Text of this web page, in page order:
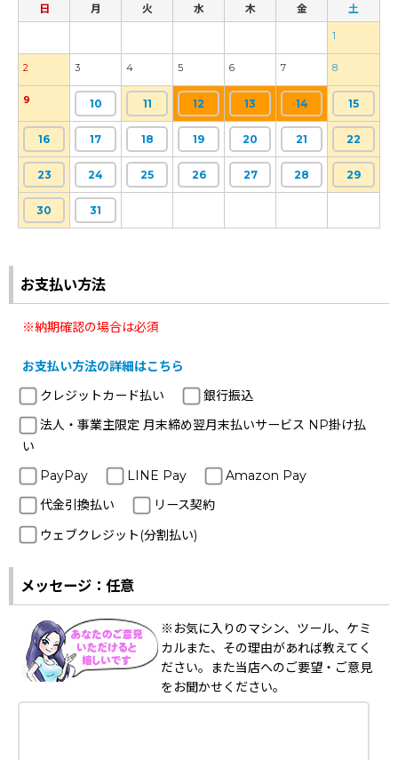
日 月 火 水 木 金 土
1
2 3 4 5 6 7 8
9 10 11 12 13 14 15
16 17 18 19 20 21 22
23 24 25 26 27 28 29
30 31
お支払い方法
※納期確認の場合は必須
お支払い方法の詳細はこちら
クレジットカード払い
銀行振込
法人・事業主限定 月末締め翌月末払いサービス NP掛け払
い
PayPay
LINE Pay
Amazon Pay
代金引換払い
リース契約
ウェブクレジット(分割払い)
メッセージ：任意
※お気に入りのマシン、ツール、ケミ
カルまた、その理由があれば教えてく
ださい。また当店へのご要望・ご意見
をお聞かせください。